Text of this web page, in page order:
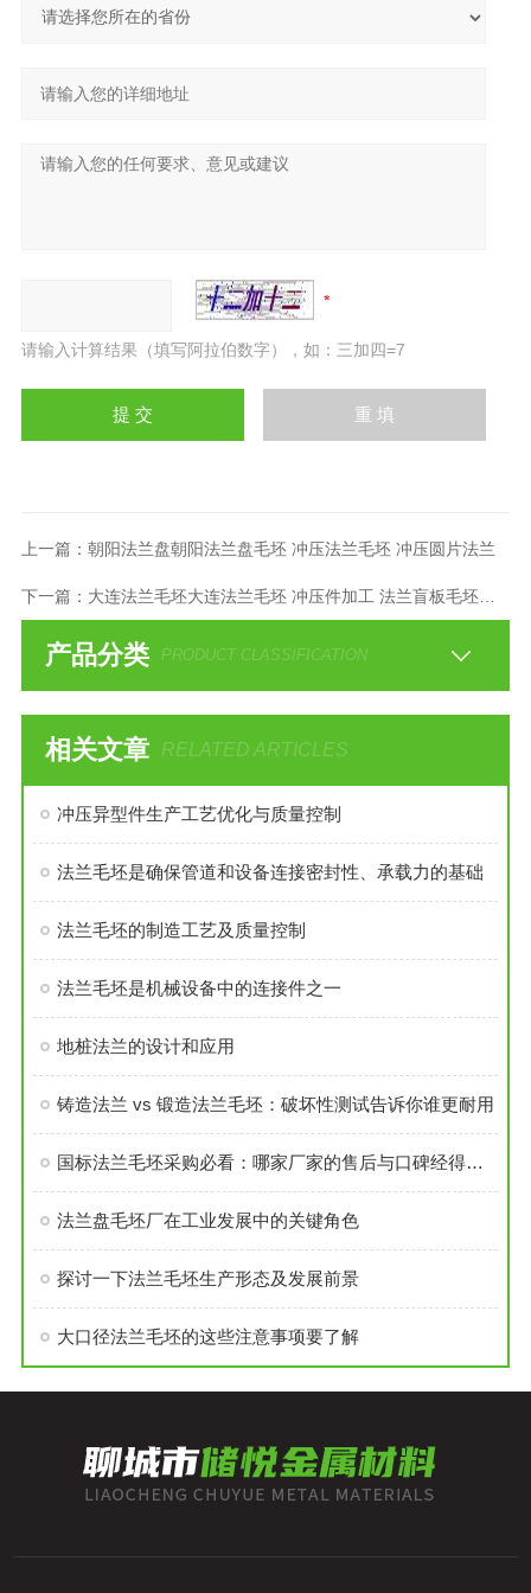
请输入计算结果（填写阿拉伯数字），如：三加四=7
上一篇： 朝阳法兰盘朝阳法兰盘毛坯 冲压法兰毛坯 冲压圆片法兰
下一篇： 大连法兰毛坯大连法兰毛坯 冲压件加工 法兰盲板毛坯现货
产品分类 PRODUCT CLASSIFICATION
相关文章 RELATED ARTICLES
冲压异型件生产工艺优化与质量控制
法兰毛坯是确保管道和设备连接密封性、承载力的基础
法兰毛坯的制造工艺及质量控制
法兰毛坯是机械设备中的连接件之一
地桩法兰的设计和应用
铸造法兰 vs 锻造法兰毛坯：破坏性测试告诉你谁更耐用
国标法兰毛坯采购必看：哪家厂家的售后与口碑经得起考验？
法兰盘毛坯厂在工业发展中的关键角色
探讨一下法兰毛坯生产形态及发展前景
大口径法兰毛坯的这些注意事项要了解